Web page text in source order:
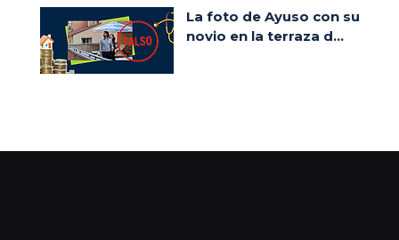
La foto de Ayuso con su
novio en la terraza d...